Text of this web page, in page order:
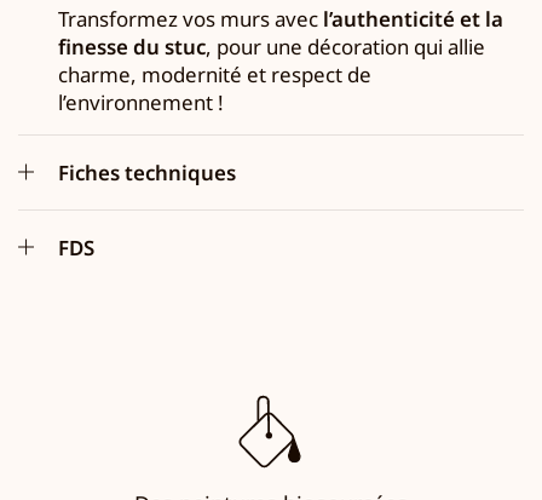
Transformez vos murs avec l’authenticité et la
finesse du stuc, pour une décoration qui allie
charme, modernité et respect de
l’environnement !
Fiches techniques
FDS